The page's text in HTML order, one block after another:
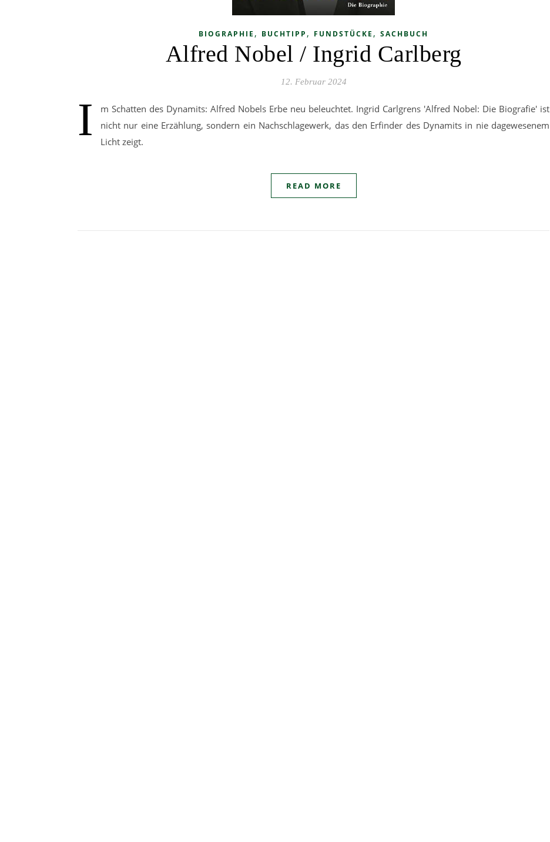
BIOGRAPHIE , BUCHTIPP , FUNDSTÜCKE , SACHBUCH
Alfred Nobel / Ingrid Carlberg
12. Februar 2024
I
m Schatten des Dynamits: Alfred Nobels Erbe neu beleuchtet. Ingrid Carlgrens 'Alfred Nobel: Die Biografie' ist
nicht nur eine Erzählung, sondern ein Nachschlagewerk, das den Erfinder des Dynamits in nie dagewesenem
Licht zeigt.
READ MORE